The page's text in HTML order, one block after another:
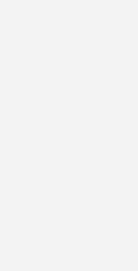
Jahrzehnte sicher